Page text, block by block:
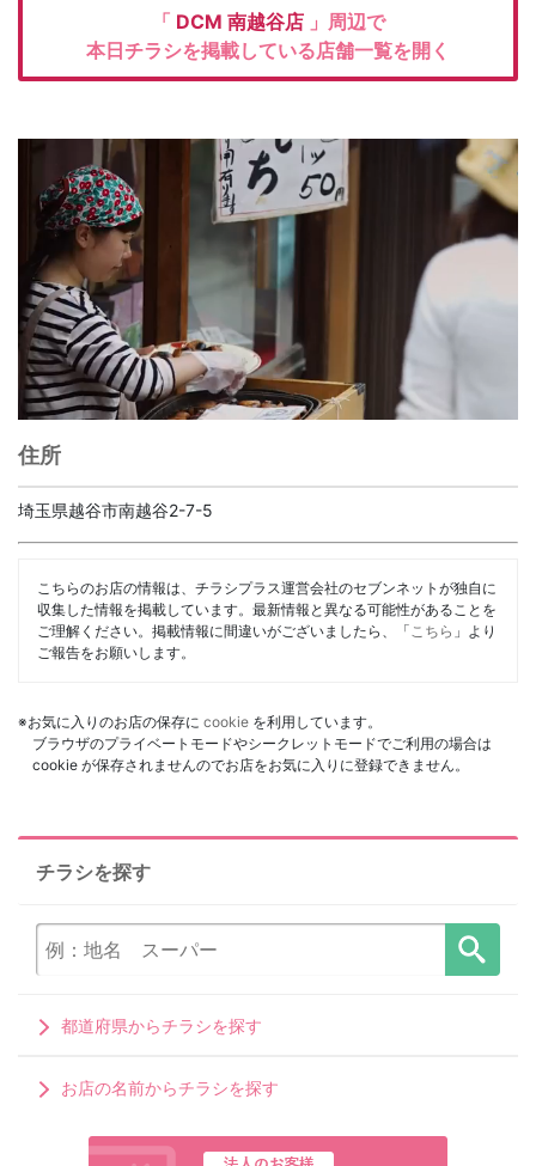
「 DCM 南越谷店 」周辺で
本日チラシを掲載している店舗一覧を開く
住所
埼玉県越谷市南越谷2-7-5
こちらのお店の情報は、チラシプラス運営会社のセブンネットが独自に
収集した情報を掲載しています。最新情報と異なる可能性があることを
ご理解ください。掲載情報に間違いがございましたら、「 こちら 」より
ご報告をお願いします。
※お気に入りのお店の保存に cookie を利用しています。
ブラウザのプライベートモードやシークレットモードでご利用の場合は
cookie が保存されませんのでお店をお気に入りに登録できません。
チラシを探す
都道府県からチラシを探す
お店の名前からチラシを探す